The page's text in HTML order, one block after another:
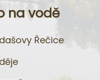
na vodě
Řečice